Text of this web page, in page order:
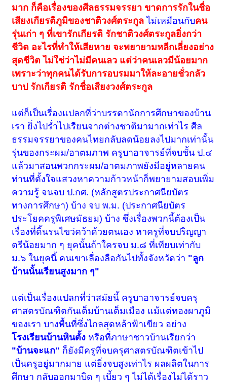
มาก ก็คือเรื่องของศีลธรรมจรรยา ขาดการรักในชื่อ
เสียงเกียรติภูมิของชาติวงศ์ตระกูล ไม่เหมือนกับคน
รุ่นเก่า ๆ ที่เขารักเกียรติ รักชาติวงศ์ตระกูลยิ่งกว่า
ชีวิต อะไรที่ทำให้เสียหาย จะพยายามหลีกเลี่ยงอย่าง
สุดชีวิต ไม่ใช่ว่าไม่มีคนเลว แต่ว่าคนเลวมีน้อยมาก
เพราะว่าทุกคนได้รับการอบรมมาให้ละอายชั่วกลัว
บาป รักเกียรติ รักชื่อเสียงวงศ์ตระกูล
แต่ก็เป็นเรื่องแปลกที่ว่าบรรดานักการศึกษาของบ้าน
เรา ยิ่งไปร่ำไปเรียนจากต่างชาติมามากเท่าไร ศีล
ธรรมจรรยาของคนไทยกลับลดน้อยลงไปมากเท่านั้น
รุ่นของกระผม/อาตมภาพ ครูบาอาจารย์ที่จบชั้น ป.๔
แล้วมาสอนพวกกระผม/อาตมภาพยังมีอยู่หลายคน
ท่านที่ตั้งใจแสวงหาความก้าวหน้าก็พยายามสอบเพิ่ม
ความรู้ จนจบ ป.กศ. (หลักสูตรประกาศนียบัตร
ทางการศึกษา) บ้าง จบ พ.ม. (ประกาศนียบัตร
ประโยคครูพิเศษมัธยม) บ้าง ซึ่งเรื่องพวกนี้ต้องเป็น
เรื่องที่ดิ้นรนไขว่คว้าด้วยตนเอง หาครูที่จบปริญญา
ตรีน้อยมาก ๆ ยุคนั้นถ้าใครจบ ม.๘ ที่เทียบเท่ากับ
ม.๖ ในยุคนี้ คนเขาเลื่องลือกันไปทั้งจังหวัดว่า "ลูก
บ้านนั้นเรียนสูงมาก ๆ"
แต่เป็นเรื่องแปลกที่ว่าสมัยนี้ ครูบาอาจารย์จบครุ
ศาสตรบัณฑิตกันเต็มบ้านเต็มเมือง แม้แต่ทองผาภูมิ
ของเรา บางพื้นที่ซึ่งไกลสุดหล้าฟ้าเขียว อย่าง
โรงเรียนบ้านหินตั้ง หรือที่ภาษาชาวบ้านเรียกว่า
"บ้านจะแก" ก็ยังมีครูที่จบครุศาสตรบัณฑิตเข้าไป
เป็นครูอยู่มากมาย แต่ยิ่งจบสูงเท่าไร ผลผลิตในการ
ศึกษา กลับออกมาบิด ๆ เบี้ยว ๆ ไม่ได้เรื่องไม่ได้ราว